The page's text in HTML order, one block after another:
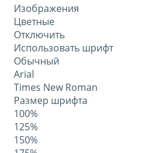
Изображения
Цветные
Отключить
Использовать шрифт
Обычный
Arial
Times New Roman
Размер шрифта
100%
125%
150%